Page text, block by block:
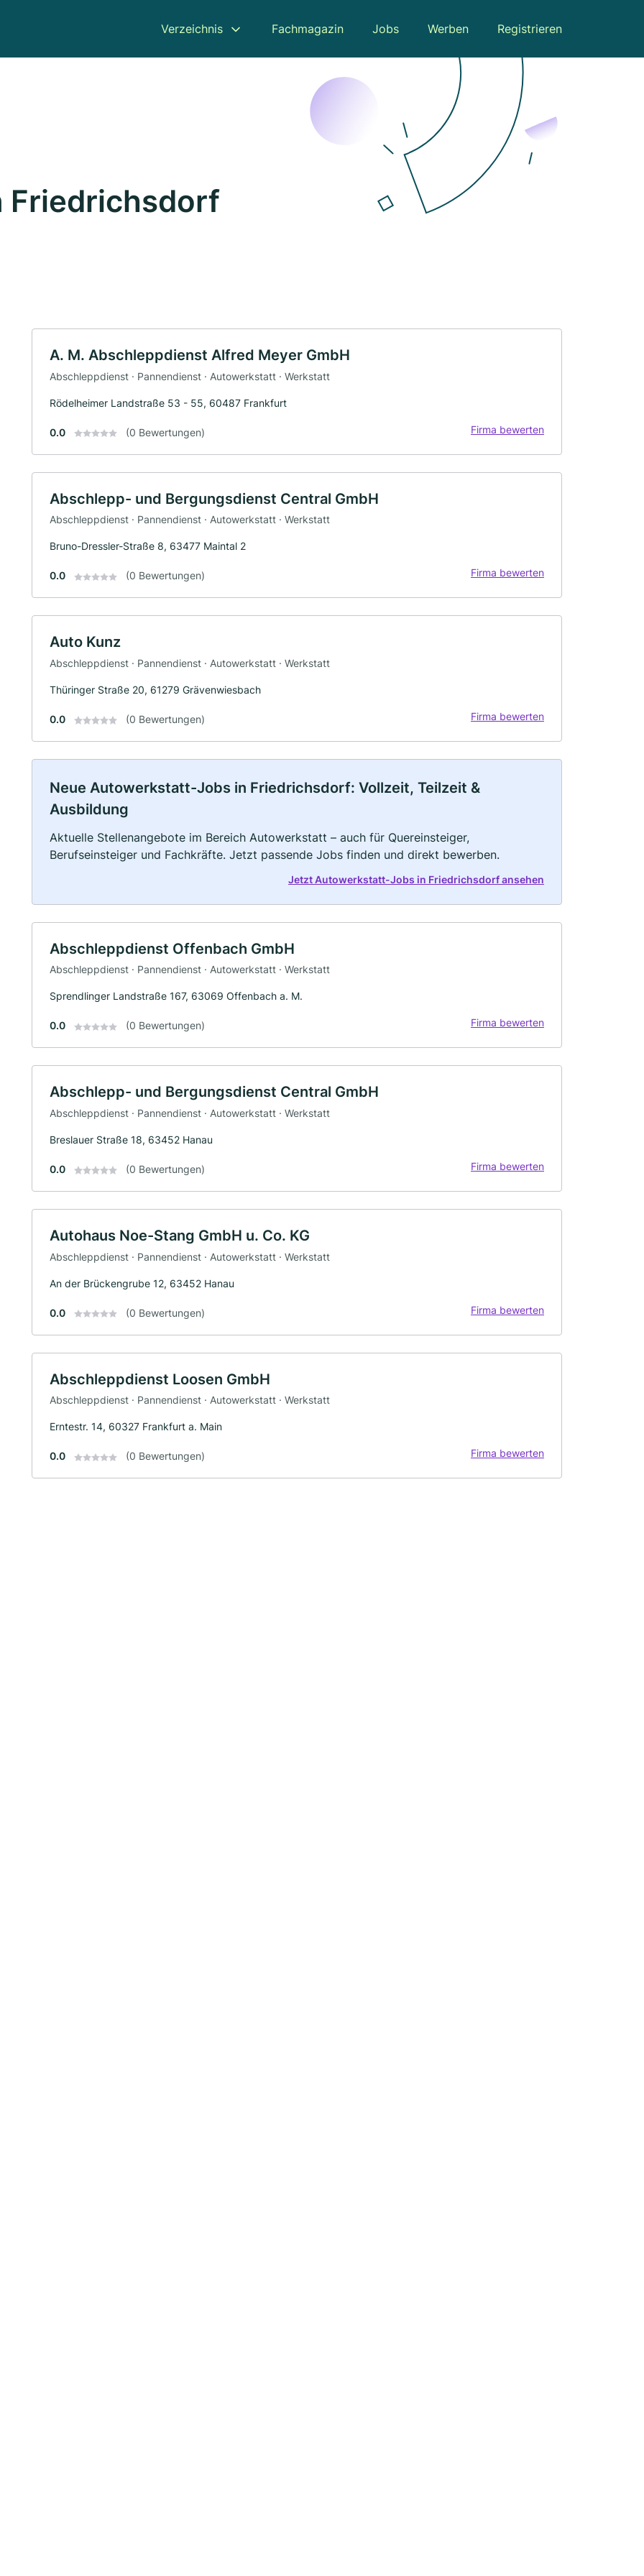
Verzeichnis Fachmagazin Jobs Werben Registrieren
Friedrichsdorf
A. M. Abschleppdienst Alfred Meyer GmbH
Abschleppdienst · Pannendienst · Autowerkstatt · Werkstatt
Rödelheimer Landstraße 53 - 55, 60487 Frankfurt
0.0 (0 Bewertungen) Firma bewerten
Abschlepp- und Bergungsdienst Central GmbH
Abschleppdienst · Pannendienst · Autowerkstatt · Werkstatt
Bruno-Dressler-Straße 8, 63477 Maintal 2
0.0 (0 Bewertungen) Firma bewerten
Auto Kunz
Abschleppdienst · Pannendienst · Autowerkstatt · Werkstatt
Thüringer Straße 20, 61279 Grävenwiesbach
0.0 (0 Bewertungen) Firma bewerten
Neue Autowerkstatt-Jobs in Friedrichsdorf: Vollzeit, Teilzeit &
Ausbildung
Aktuelle Stellenangebote im Bereich Autowerkstatt – auch für Quereinsteiger,
Berufseinsteiger und Fachkräfte. Jetzt passende Jobs finden und direkt bewerben.
Jetzt Autowerkstatt-Jobs in Friedrichsdorf ansehen
Abschleppdienst Offenbach GmbH
Abschleppdienst · Pannendienst · Autowerkstatt · Werkstatt
Sprendlinger Landstraße 167, 63069 Offenbach a. M.
0.0 (0 Bewertungen) Firma bewerten
Abschlepp- und Bergungsdienst Central GmbH
Abschleppdienst · Pannendienst · Autowerkstatt · Werkstatt
Breslauer Straße 18, 63452 Hanau
0.0 (0 Bewertungen) Firma bewerten
Autohaus Noe-Stang GmbH u. Co. KG
Abschleppdienst · Pannendienst · Autowerkstatt · Werkstatt
An der Brückengrube 12, 63452 Hanau
0.0 (0 Bewertungen) Firma bewerten
Abschleppdienst Loosen GmbH
Abschleppdienst · Pannendienst · Autowerkstatt · Werkstatt
Erntestr. 14, 60327 Frankfurt a. Main
0.0 (0 Bewertungen) Firma bewerten